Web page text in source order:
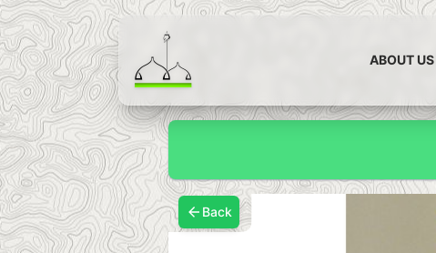
ABOUT US
Back